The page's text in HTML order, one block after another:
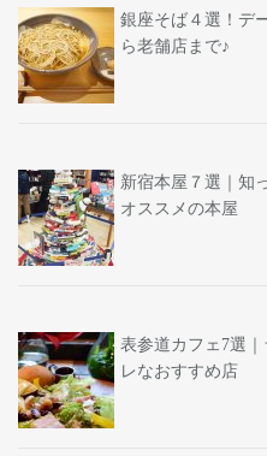
銀座そば４選！デ
ら老舗店まで♪
新宿本屋７選｜知
オススメの本屋
表参道カフェ7選
レなおすすめ店